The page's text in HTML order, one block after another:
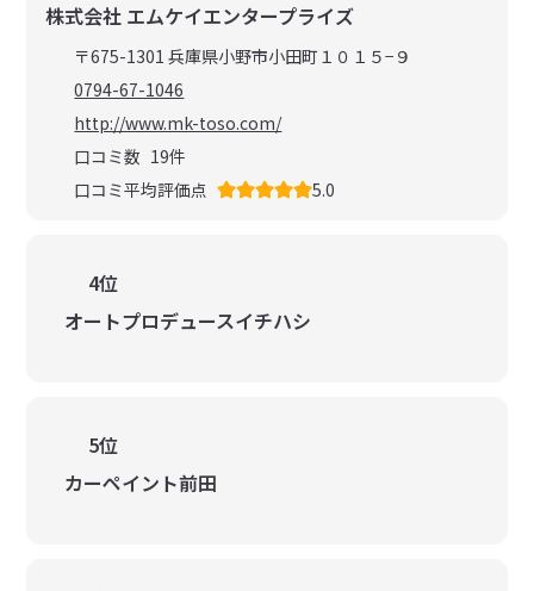
株式会社 エムケイエンタープライズ
〒675-1301 兵庫県小野市小田町１０１５−９
0794-67-1046
http://www.mk-toso.com/
口コミ数 19件
口コミ平均評価点
5.0
4位
オートプロデュースイチハシ
5位
カーペイント前田